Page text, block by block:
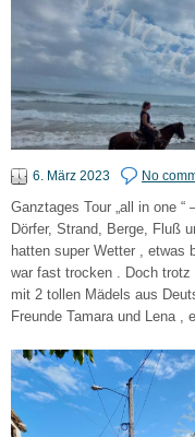
6. März 2023 No
Ganztages Tour „all in one “
Dörfer, Strand, Berge, Fluß
hatten super Wetter , etwas
war fast trocken . Doch
mit 2 tollen Mädels aus
Freunde Tamara und Lena ,